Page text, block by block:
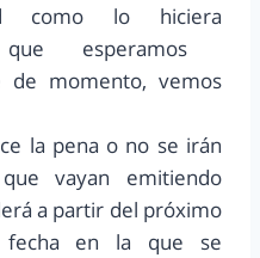
como lo hiciera
esperamos
de momento, vemos
la pena o no se irán
vayan emitiendo
a partir del próximo
en la que se